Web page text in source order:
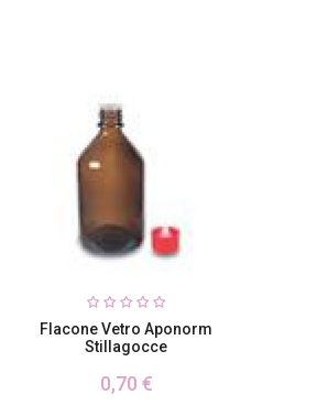
Flacone Vetro Aponorm
Stillagocce
0,70 €